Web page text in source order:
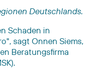
Deutschlands.
Schaden in
sagt Onnen Siems,
Beratungsfirma